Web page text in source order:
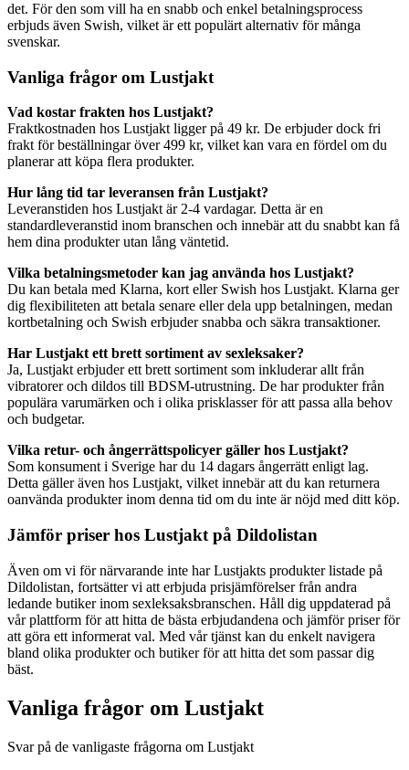
det. För den som vill ha en snabb och enkel betalningsprocess
erbjuds även Swish, vilket är ett populärt alternativ för många
svenskar.
Vanliga frågor om Lustjakt
Vad kostar frakten hos Lustjakt?
Fraktkostnaden hos Lustjakt ligger på 49 kr. De erbjuder dock fri
frakt för beställningar över 499 kr, vilket kan vara en fördel om du
planerar att köpa flera produkter.
Hur lång tid tar leveransen från Lustjakt?
Leveranstiden hos Lustjakt är 2-4 vardagar. Detta är en
standardleveranstid inom branschen och innebär att du snabbt kan få
hem dina produkter utan lång väntetid.
Vilka betalningsmetoder kan jag använda hos Lustjakt?
Du kan betala med Klarna, kort eller Swish hos Lustjakt. Klarna ger
dig flexibiliteten att betala senare eller dela upp betalningen, medan
kortbetalning och Swish erbjuder snabba och säkra transaktioner.
Har Lustjakt ett brett sortiment av sexleksaker?
Ja, Lustjakt erbjuder ett brett sortiment som inkluderar allt från
vibratorer och dildos till BDSM-utrustning. De har produkter från
populära varumärken och i olika prisklasser för att passa alla behov
och budgetar.
Vilka retur- och ångerrättspolicyer gäller hos Lustjakt?
Som konsument i Sverige har du 14 dagars ångerrätt enligt lag.
Detta gäller även hos Lustjakt, vilket innebär att du kan returnera
oanvända produkter inom denna tid om du inte är nöjd med ditt köp.
Jämför priser hos Lustjakt på Dildolistan
Även om vi för närvarande inte har Lustjakts produkter listade på
Dildolistan, fortsätter vi att erbjuda prisjämförelser från andra
ledande butiker inom sexleksaksbranschen. Håll dig uppdaterad på
vår plattform för att hitta de bästa erbjudandena och jämför priser för
att göra ett informerat val. Med vår tjänst kan du enkelt navigera
bland olika produkter och butiker för att hitta det som passar dig
bäst.
Vanliga frågor om Lustjakt
Svar på de vanligaste frågorna om Lustjakt